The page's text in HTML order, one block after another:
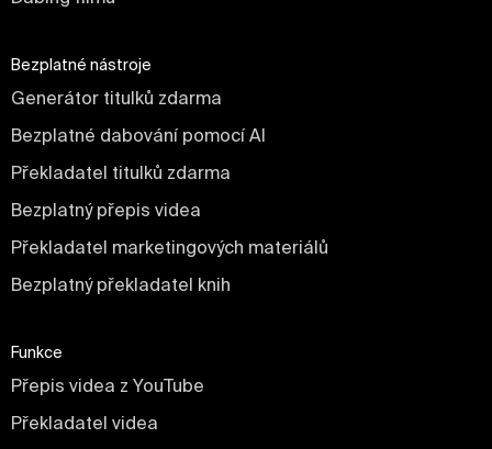
Bezplatné nástroje
Generátor titulků zdarma
Bezplatné dabování pomocí AI
Překladatel titulků zdarma
Bezplatný přepis videa
Překladatel marketingových materiálů
Bezplatný překladatel knih
Funkce
Přepis videa z YouTube
Překladatel videa